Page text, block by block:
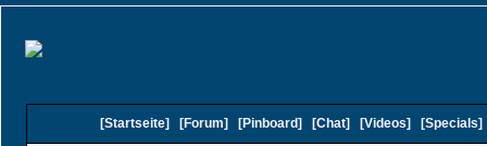
[Startseite] [Forum] [Pinboard] [Chat] [Videos] [Specials